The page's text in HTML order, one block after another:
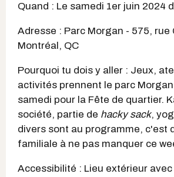
Quand : Le samedi 1er juin 2024
Adresse : Parc Morgan - 575, rue
Montréal, QC
Pourquoi tu dois y aller : Jeux,
activités prennent le parc
samedi pour la Fête de quartier.
société, partie de hacky sack,
divers sont au programme, c'est
familiale à ne pas manquer ce
Accessibilité : Lieu extérieur